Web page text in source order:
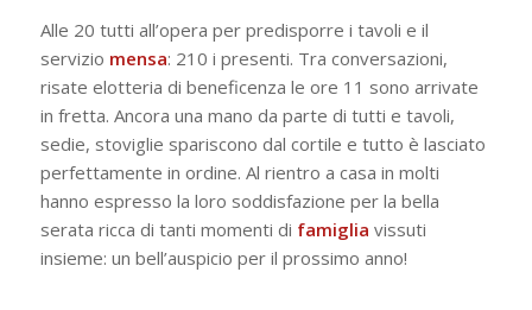
Alle 20 tutti all’opera per predisporre i tavoli e il
servizio mensa: 210 i presenti. Tra conversazioni,
risate elotteria di beneficenza le ore 11 sono arrivate
in fretta. Ancora una mano da parte di tutti e tavoli,
sedie, stoviglie spariscono dal cortile e tutto è lasciato
perfettamente in ordine. Al rientro a casa in molti
hanno espresso la loro soddisfazione per la bella
serata ricca di tanti momenti di famiglia vissuti
insieme: un bell’auspicio per il prossimo anno!